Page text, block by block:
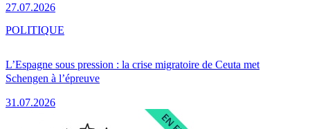
27.07.2026
L’Espagne sous pression : la crise migratoire de Ceuta met
Schengen à l’épreuve
31.07.2026
POLITIQUE